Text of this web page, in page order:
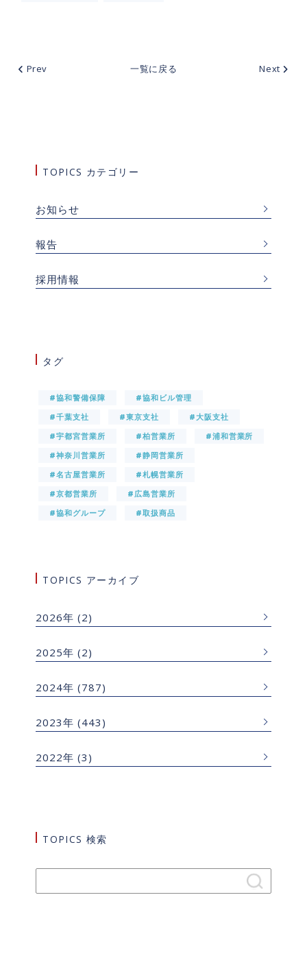
TOPICS カテゴリー
お知らせ
報告
採用情報
タグ
#協和警備保障
#協和ビル管理
#千葉支社
#東京支社
#大阪支社
#宇都宮営業所
#柏営業所
#浦和営業所
#神奈川営業所
#静岡営業所
#名古屋営業所
#札幌営業所
#京都営業所
#広島営業所
#協和グループ
#取扱商品
TOPICS アーカイブ
2026年 (2)
2025年 (2)
2024年 (787)
2023年 (443)
2022年 (3)
TOPICS 検索
Prev 一覧に戻る Next